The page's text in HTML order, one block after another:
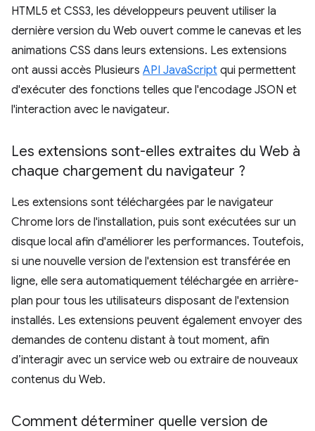
HTML5 et CSS3, les développeurs peuvent utiliser la
dernière version du Web ouvert comme le canevas et les
animations CSS dans leurs extensions. Les extensions
ont aussi accès Plusieurs API JavaScript qui permettent
d'exécuter des fonctions telles que l'encodage JSON et
l'interaction avec le navigateur.
Les extensions sont-elles extraites du Web à
chaque chargement du navigateur ?
Les extensions sont téléchargées par le navigateur
Chrome lors de l'installation, puis sont exécutées sur un
disque local afin d'améliorer les performances. Toutefois,
si une nouvelle version de l'extension est transférée en
ligne, elle sera automatiquement téléchargée en arrière-
plan pour tous les utilisateurs disposant de l'extension
installés. Les extensions peuvent également envoyer des
demandes de contenu distant à tout moment, afin
d’interagir avec un service web ou extraire de nouveaux
contenus du Web.
Comment déterminer quelle version de